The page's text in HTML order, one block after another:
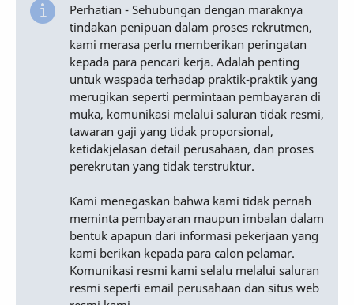
Perhatian - Sehubungan dengan maraknya
tindakan penipuan dalam proses rekrutmen,
kami merasa perlu memberikan peringatan
kepada para pencari kerja. Adalah penting
untuk waspada terhadap praktik-praktik yang
merugikan seperti permintaan pembayaran di
muka, komunikasi melalui saluran tidak resmi,
tawaran gaji yang tidak proporsional,
ketidakjelasan detail perusahaan, dan proses
perekrutan yang tidak terstruktur.
Kami menegaskan bahwa kami tidak pernah
meminta pembayaran maupun imbalan dalam
bentuk apapun dari informasi pekerjaan yang
kami berikan kepada para calon pelamar.
Komunikasi resmi kami selalu melalui saluran
resmi seperti email perusahaan dan situs web